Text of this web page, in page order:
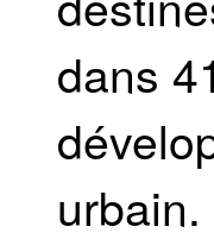
dans
urbain.